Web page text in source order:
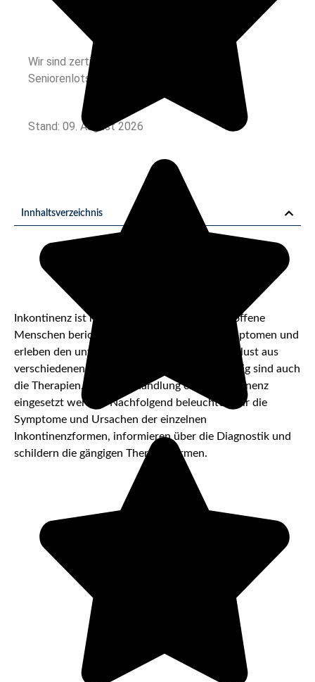
Inkontinenz ist nicht gleich Inkontinenz. Betroffene
Menschen berichten von unterschiedlich Symptomen und
erleben den unfreiwilligen Stuhl- oder Urinverlust aus
verschiedenen Gründen. Entsprechend vielfältig sind auch
die Therapien, die zur Behandlung einer Inkontinenz
eingesetzt werden. Nachfolgend beleuchten wir die
Symptome und Ursachen der einzelnen
Inkontinenzformen, informieren über die Diagnostik und
schildern die gängigen Therapieformen.
Wir sind zertifiziert durch den Deutschen
Seniorenlotse
Stand: 09. August 2026
Innhaltsverzeichnis